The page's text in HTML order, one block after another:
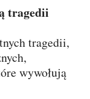
tragedii,
wywołują